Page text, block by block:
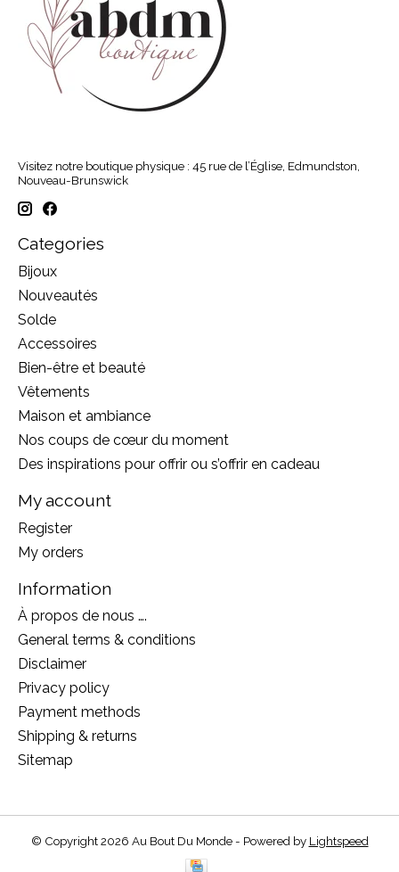
Visitez notre boutique physique : 45 rue de l’Église, Edmundston,
Nouveau-Brunswick
Categories
Bijoux
Nouveautés
Solde
Accessoires
Bien-être et beauté
Vêtements
Maison et ambiance
Nos coups de cœur du moment
Des inspirations pour offrir ou s’offrir en cadeau
My account
Register
My orders
Information
À propos de nous ….
General terms & conditions
Disclaimer
Privacy policy
Payment methods
Shipping & returns
Sitemap
© Copyright 2026 Au Bout Du Monde - Powered by Lightspeed